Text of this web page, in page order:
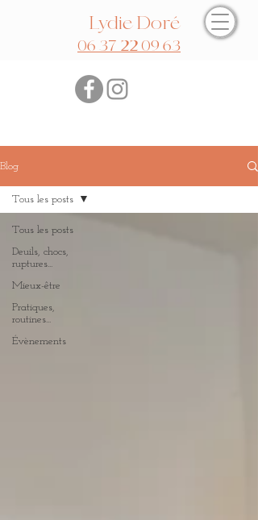
06 37 22 09 63
Lydie Doré
Blog
Tous les posts
Deuils, chocs,
ruptures...
Mieux-être
Pratiques,
routines...
Évènements
Tous les posts